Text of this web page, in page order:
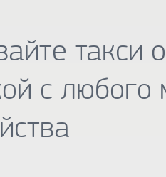
такси
с любого